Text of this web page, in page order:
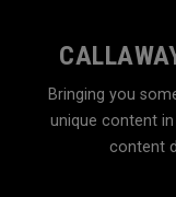
Bringing you
unique content
content